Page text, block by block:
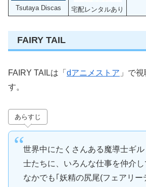
Tsutaya Discas 宅配レンタルあり
FAIRY TAIL
FAIRY TAILは「 dアニメストア 」で
す。
あらすじ
世界中にたくさんある魔導士ギ
士たちに、いろんな仕事を仲介し
なかでも｢妖精の尻尾(フェアリー